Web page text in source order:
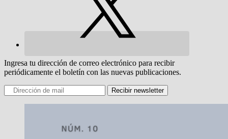
Ingresa tu dirección de correo electrónico para recibir
periódicamente el boletín con las nuevas publicaciones.
Recibir newsletter